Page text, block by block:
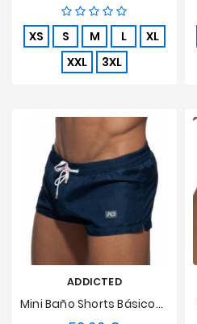
XS S M L
XL
XXL
3XL
ADDICTED
Mini Baño Shorts Básicos Azul